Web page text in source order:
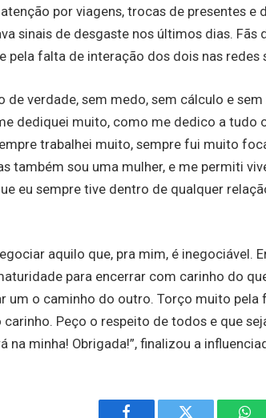
por viagens, trocas de presentes e
sinais de desgaste nos últimos dias. Fãs
falta de interação dos dois nas redes
de verdade, sem medo, sem cálculo e
dediquei muito, como me dedico a tudo
trabalhei muito, sempre fui muito
também sou uma mulher, e me permiti
eu sempre tive dentro de qualquer
aquilo que, pra mim, é inegociável.
para encerrar com carinho do
um o caminho do outro. Torço muito pela
Peço o respeito de todos e que
minha! Obrigada!”, finalizou a